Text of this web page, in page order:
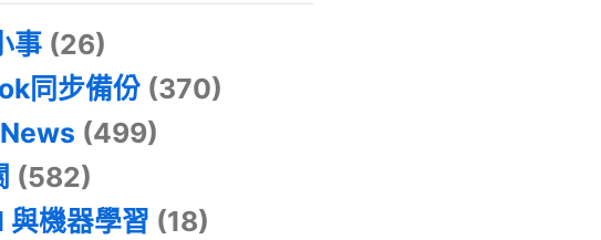
事 (26)
同步備份 (370)
(499)
(582)
與機器學習 (18)